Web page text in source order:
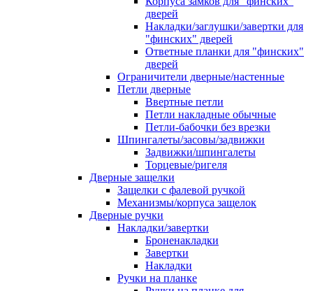
дверей
Накладки/заглушки/завертки для
"финских" дверей
Ответные планки для "финских"
дверей
Ограничители дверные/настенные
Петли дверные
Ввертные петли
Петли накладные обычные
Петли-бабочки без врезки
Шпингалеты/засовы/задвижки
Задвижки/шпингалеты
Торцевые/ригеля
Дверные защелки
Защелки с фалевой ручкой
Механизмы/корпуса защелок
Дверные ручки
Накладки/завертки
Броненакладки
Завертки
Накладки
Ручки на планке